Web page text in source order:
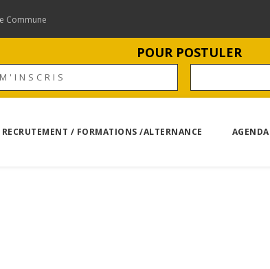
Commune
POUR POSTULER
RECRUTEMENT / FORMATIONS /ALTERNANCE AGENDA